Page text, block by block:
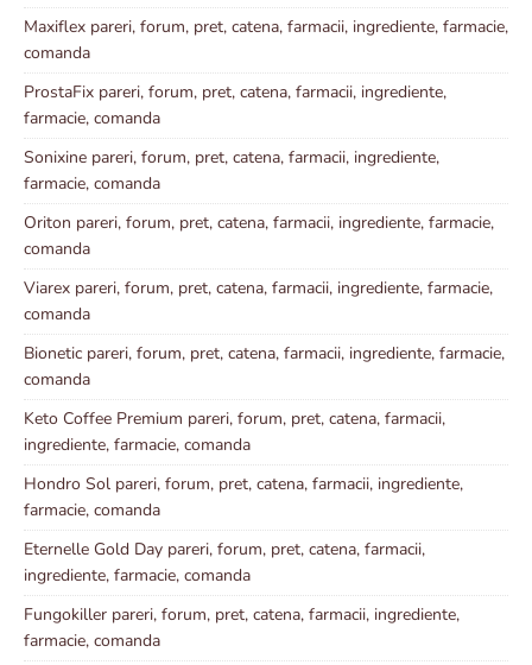
Maxiflex pareri, forum, pret, catena, farmacii, ingrediente, farmacie,
comanda
ProstaFix pareri, forum, pret, catena, farmacii, ingrediente,
farmacie, comanda
Sonixine pareri, forum, pret, catena, farmacii, ingrediente,
farmacie, comanda
Oriton pareri, forum, pret, catena, farmacii, ingrediente, farmacie,
comanda
Viarex pareri, forum, pret, catena, farmacii, ingrediente, farmacie,
comanda
Bionetic pareri, forum, pret, catena, farmacii, ingrediente, farmacie,
comanda
Keto Coffee Premium pareri, forum, pret, catena, farmacii,
ingrediente, farmacie, comanda
Hondro Sol pareri, forum, pret, catena, farmacii, ingrediente,
farmacie, comanda
Eternelle Gold Day pareri, forum, pret, catena, farmacii,
ingrediente, farmacie, comanda
Fungokiller pareri, forum, pret, catena, farmacii, ingrediente,
farmacie, comanda